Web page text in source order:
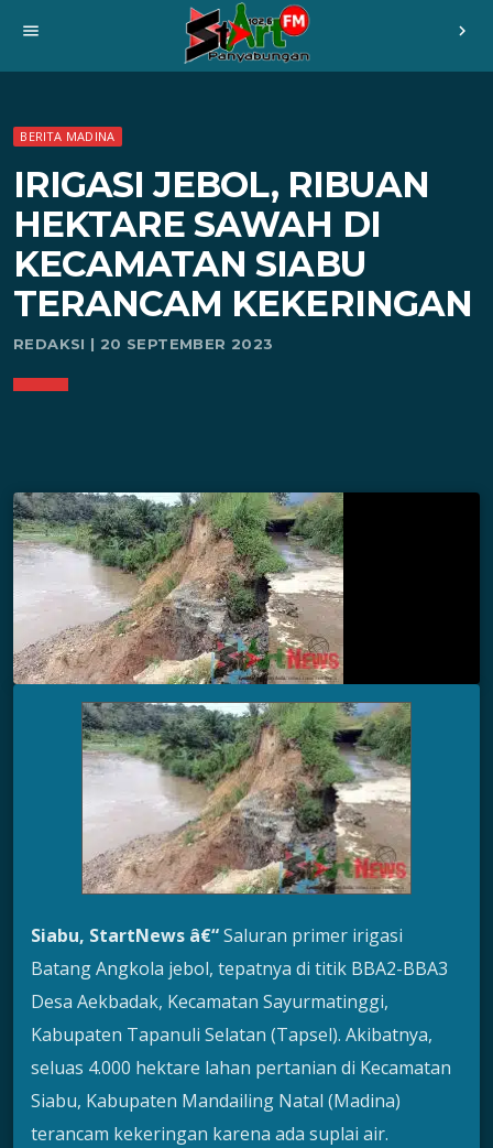
menu chevron_right
BERITA MADINA
IRIGASI JEBOL, RIBUAN
HEKTARE SAWAH DI
KECAMATAN SIABU
TERANCAM KEKERINGAN
REDAKSI | 20 SEPTEMBER 2023
Siabu, StartNews â€“Saluran primer irigasi
Batang Angkola jebol, tepatnya di titik BBA2-BBA3
Desa Aekbadak, Kecamatan Sayurmatinggi,
Kabupaten Tapanuli Selatan (Tapsel). Akibatnya,
seluas 4.000 hektare lahan pertanian di Kecamatan
Siabu, Kabupaten Mandailing Natal (Madina)
terancam kekeringan karena ada suplai air.